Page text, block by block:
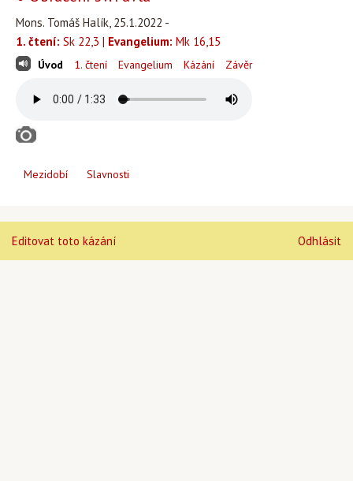
Mons. Tomáš Halík, 25.1.2022 -
1. čtení: Sk 22,3 | Evangelium: Mk 16,15
Úvod 1. čtení Evangelium Kázání Závěr
Mezidobí Slavnosti
Editovat toto kázání Odhlásit